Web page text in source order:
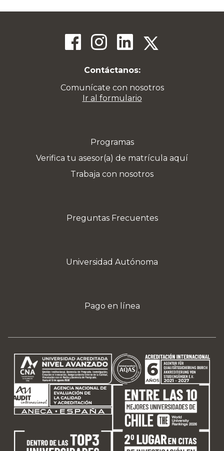
Contáctanos:
Comunícate con nosotros
Ir al formulario
Programas
Verifica tu asesor(a) de matrícula aquí
Trabaja con nosotros
Preguntas Frecuentes
Universidad Autónoma
Pago en línea